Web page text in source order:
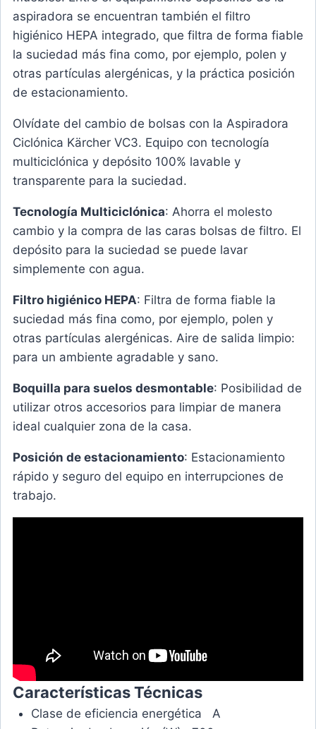
aspiradora se encuentran también el filtro
higiénico HEPA integrado, que filtra de forma fiable
la suciedad más fina como, por ejemplo, polen y
otras partículas alergénicas, y la práctica posición
de estacionamiento.
Olvídate del cambio de bolsas con la Aspiradora
Ciclónica Kärcher VC3. Equipo con tecnología
multiciclónica y depósito 100% lavable y
transparente para la suciedad.
Tecnología Multiciclónica: Ahorra el molesto
cambio y la compra de las caras bolsas de filtro. El
depósito para la suciedad se puede lavar
simplemente con agua.
Filtro higiénico HEPA: Filtra de forma fiable la
suciedad más fina como, por ejemplo, polen y
otras partículas alergénicas. Aire de salida limpio:
para un ambiente agradable y sano.
Boquilla para suelos desmontable: Posibilidad de
utilizar otros accesorios para limpiar de manera
ideal cualquier zona de la casa.
Posición de estacionamiento: Estacionamiento
rápido y seguro del equipo en interrupciones de
trabajo.
Características Técnicas
Clase de eficiencia energética A